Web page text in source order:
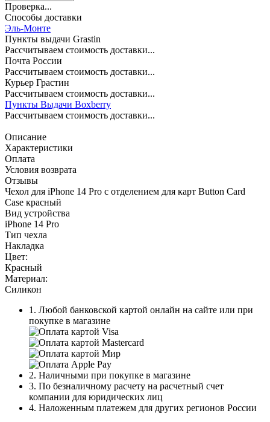
Проверка...
Способы доставки
Эль-Монте
Пункты выдачи Grastin
Рассчитываем стоимость доставки...
Почта России
Рассчитываем стоимость доставки...
Курьер Грастин
Рассчитываем стоимость доставки...
Пункты Выдачи Boxberry
Рассчитываем стоимость доставки...
Описание
Характеристики
Оплата
Условия возврата
Отзывы
Чехол для iPhone 14 Pro с отделением для карт Button Card
Case красный
Вид устройства
iPhone 14 Pro
Тип чехла
Накладка
Цвет:
Красный
Материал:
Силикон
1. Любой банковской картой онлайн на сайте или при
покупке в магазине
2. Наличными при покупке в магазине
3. По безналичному расчету на расчетный счет
компании для юридических лиц
4. Наложенным платежем для других регионов России